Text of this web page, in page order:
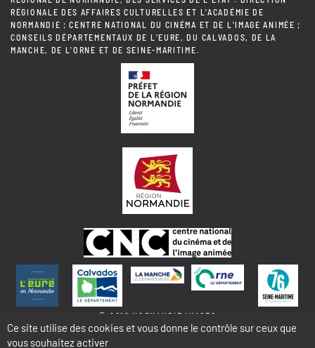
RÉGIONALE DES AFFAIRES CULTURELLES ET L'ACADÉMIE DE
NORMANDIE ; CENTRE NATIONAL DU CINÉMA ET DE L'IMAGE ANIMÉE ;
CONSEILS DÉPARTEMENTAUX DE L'EURE, DU CALVADOS, DE LA
MANCHE, DE L'ORNE ET DE SEINE-MARITIME.
© 2018 NORMANDIE IMAGES
Ce site utilise des cookies et vous donne le contrôle sur ceux que
vous souhaitez activer